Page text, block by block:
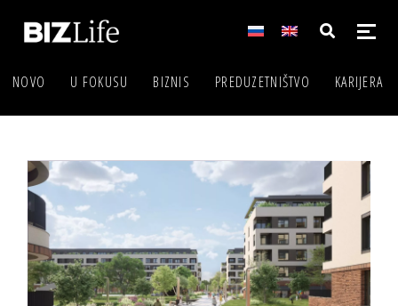
NOVO U FOKUSU BIZNIS PREDUZETNIŠTVO KARIJERA